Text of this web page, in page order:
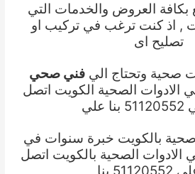
العروض والخدمات التي
, اذ كنت ترغب في تركيب او
تصليح اى
صحية وتحتاج الي فني صحي
الصحية الكويت اتصل
صحية بالكويت خبرة سنوات في
الصحية بالكويت اتصل